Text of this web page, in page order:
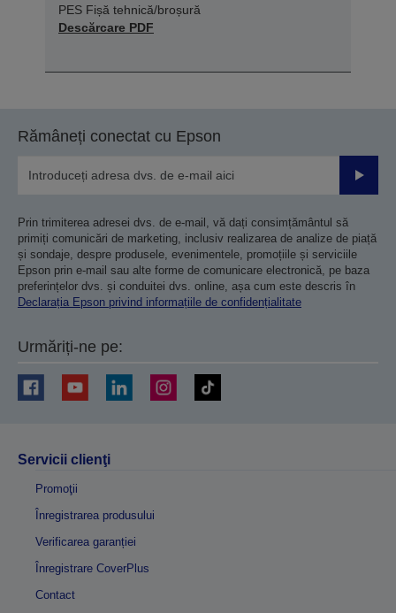
PES Fișă tehnică/broșură
Descărcare PDF
Rămâneți conectat cu Epson
Prin trimiterea adresei dvs. de e-mail, vă dați consimțământul să
primiți comunicări de marketing, inclusiv realizarea de analize de piață
și sondaje, despre produsele, evenimentele, promoțiile și serviciile
Epson prin e-mail sau alte forme de comunicare electronică, pe baza
preferințelor dvs. și conduitei dvs. online, așa cum este descris în
Declarația Epson privind informațiile de confidențialitate
Urmăriți-ne pe:
Servicii clienţi
Promoţii
Înregistrarea produsului
Verificarea garanției
Înregistrare CoverPlus
Contact